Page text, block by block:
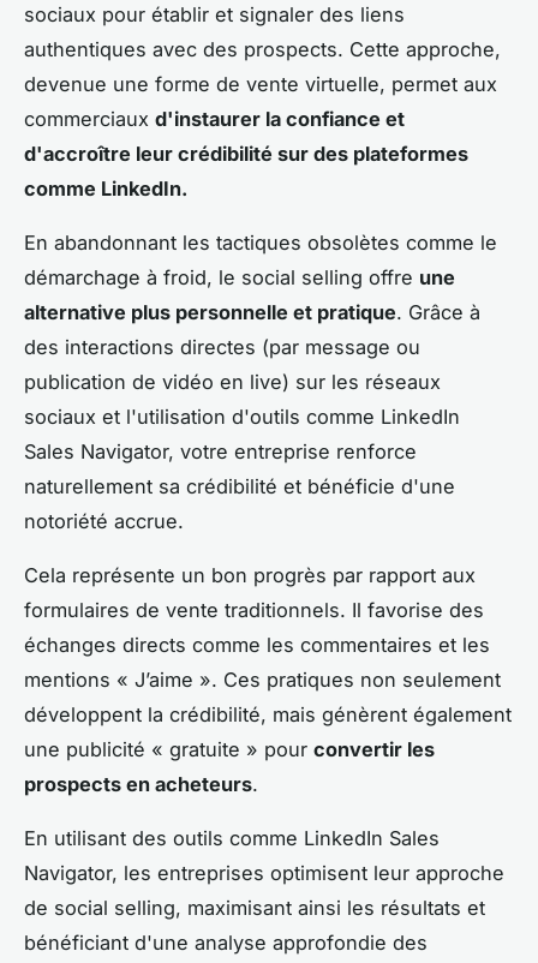
sociaux pour établir et signaler des liens
authentiques avec des prospects. Cette approche,
devenue une forme de vente virtuelle, permet aux
commerciaux d'instaurer la confiance et
d'accroître leur crédibilité sur des plateformes
comme LinkedIn.
En abandonnant les tactiques obsolètes comme le
démarchage à froid, le social selling offre une
alternative plus personnelle et pratique. Grâce à
des interactions directes (par message ou
publication de vidéo en live) sur les réseaux
sociaux et l'utilisation d'outils comme LinkedIn
Sales Navigator, votre entreprise renforce
naturellement sa crédibilité et bénéficie d'une
notoriété accrue.
Cela représente un bon progrès par rapport aux
formulaires de vente traditionnels. Il favorise des
échanges directs comme les commentaires et les
mentions « J’aime ». Ces pratiques non seulement
développent la crédibilité, mais génèrent également
une publicité « gratuite » pour convertir les
prospects en acheteurs.
En utilisant des outils comme LinkedIn Sales
Navigator, les entreprises optimisent leur approche
de social selling, maximisant ainsi les résultats et
bénéficiant d'une analyse approfondie des